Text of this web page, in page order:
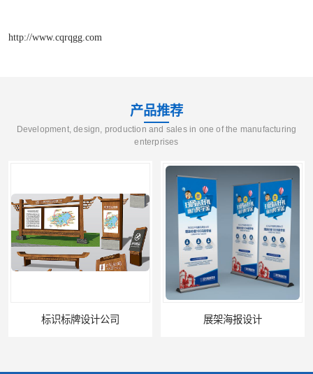
http://www.cqrqgg.com
产品推荐
Development, design, production and sales in one of the manufacturing
enterprises
设计公司